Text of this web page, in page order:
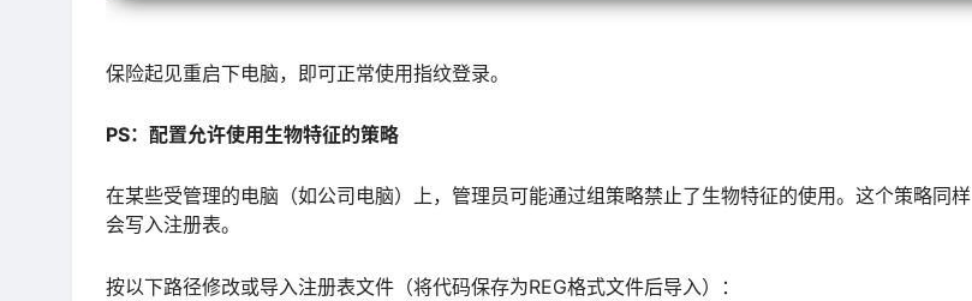
保险起见重启下电脑，即可正常使用指纹登录。
PS：配置允许使⽤⽣物特征的策略
在某些受管理的电脑（如公司电脑）上，管理员可能通过组策略禁⽌了⽣物特征的使⽤。这个策略同样
会写⼊注册表。
按以下路径修改或导入注册表文件（将代码保存为REG格式文件后导入）：